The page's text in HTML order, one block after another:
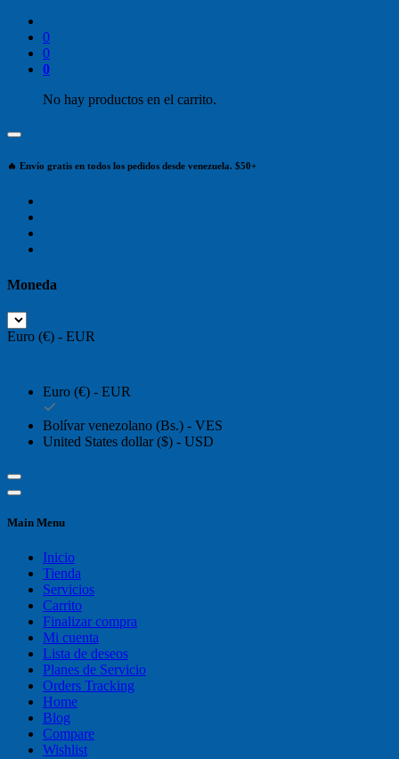
0
0
0
No hay productos en el carrito.
🔥 Envío gratis en todos los pedidos desde venezuela. $50+
Moneda
Euro (€) - EUR
Euro (€) - EUR
Bolívar venezolano (Bs.) - VES
United States dollar ($) - USD
Main Menu
Inicio
Tienda
Servicios
Carrito
Finalizar compra
Mi cuenta
Lista de deseos
Planes de Servicio
Orders Tracking
Home
Blog
Compare
Wishlist